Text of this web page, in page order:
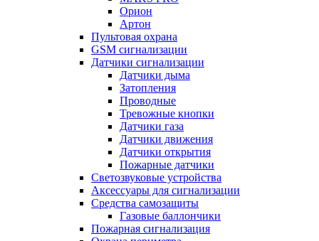
Орион
Артон
Пультовая охрана
GSM сигнализации
Датчики сигнализации
Датчики дыма
Затопления
Проводные
Тревожные кнопки
Датчики газа
Датчики движения
Датчики открытия
Пожарные датчики
Светозвуковые устройства
Аксессуары для сигнализации
Средства самозащиты
Газовые баллончики
Пожарная сигнализация